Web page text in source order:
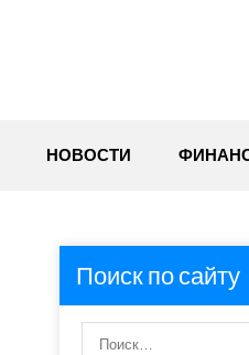
НОВОСТИ
Поиск по сайту